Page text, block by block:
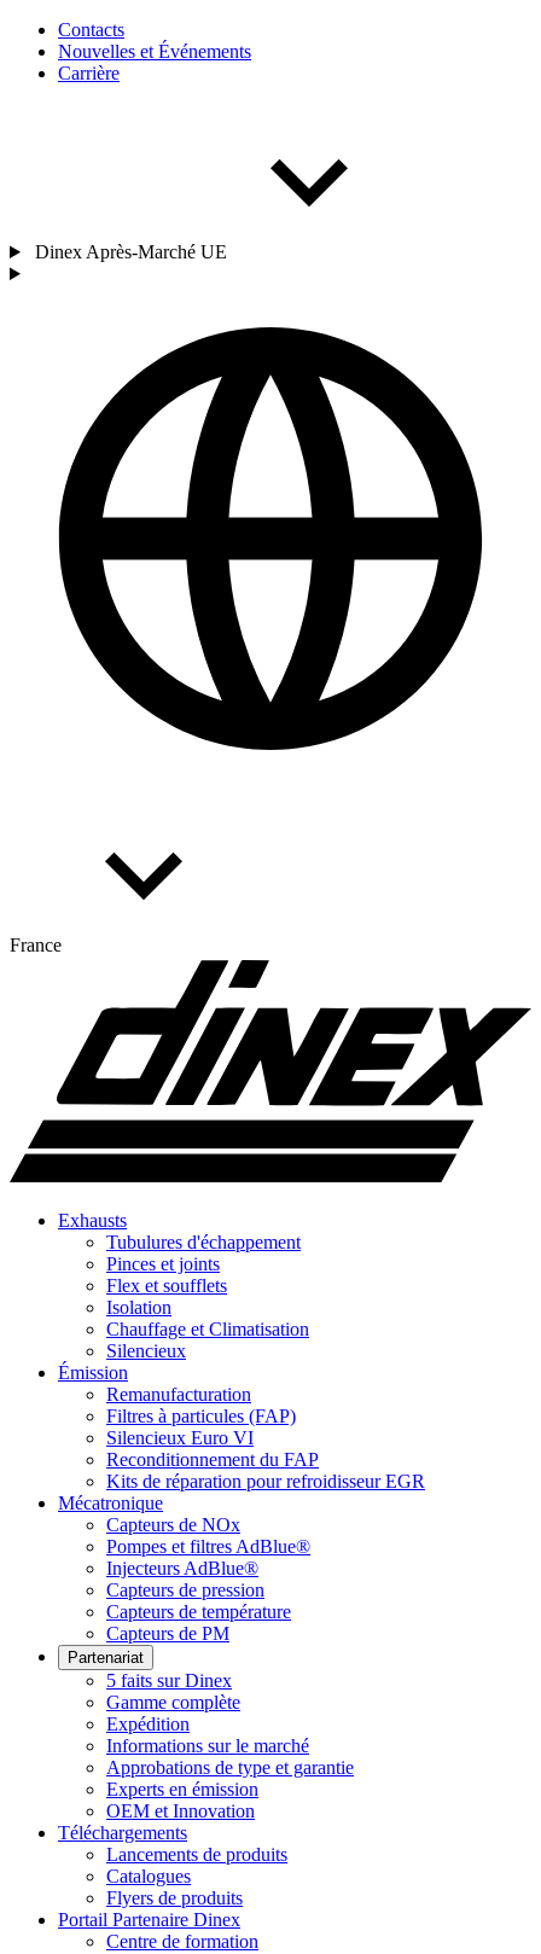
Contacts
Nouvelles et Événements
Carrière
Dinex Après-Marché UE
France
Exhausts
Tubulures d'échappement
Pinces et joints
Flex et soufflets
Isolation
Chauffage et Climatisation
Silencieux
Émission
Remanufacturation
Filtres à particules (FAP)
Silencieux Euro VI
Reconditionnement du FAP
Kits de réparation pour refroidisseur EGR
Mécatronique
Capteurs de NOx
Pompes et filtres AdBlue®
Injecteurs AdBlue®
Capteurs de pression
Capteurs de température
Capteurs de PM
Partenariat
5 faits sur Dinex
Gamme complète
Expédition
Informations sur le marché
Approbations de type et garantie
Experts en émission
OEM et Innovation
Téléchargements
Lancements de produits
Catalogues
Flyers de produits
Portail Partenaire Dinex
Centre de formation